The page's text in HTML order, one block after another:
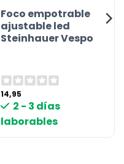
Foco empotrable
ajustable led
Steinhauer Vespo
14,95
2 - 3 días
laborables